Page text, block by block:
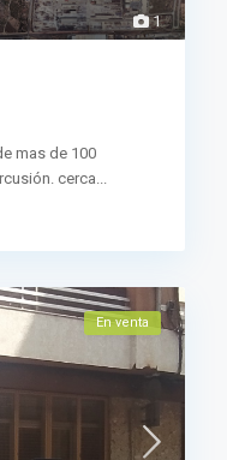
1
mas de 100
cerca...
En venta